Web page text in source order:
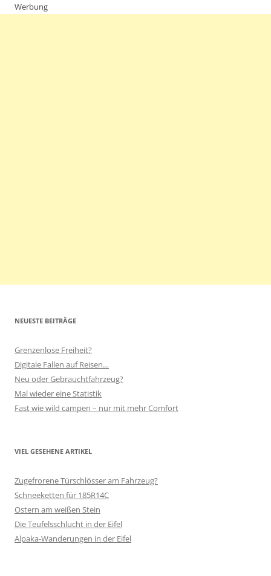
Werbung
NEUESTE BEITRÄGE
Grenzenlose Freiheit?
Digitale Fallen auf Reisen…
Neu oder Gebrauchtfahrzeug?
Mal wieder eine Statistik
Fast wie wild campen – nur mit mehr Comfort
VIEL GESEHENE ARTIKEL
Zugefrorene Türschlösser am Fahrzeug?
Schneeketten für 185R14C
Ostern am weißen Stein
Die Teufelsschlucht in der Eifel
Alpaka-Wanderungen in der Eifel